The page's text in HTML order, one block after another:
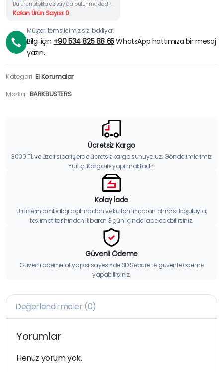
Bu ürün stokta az sayıda bulunmaktadır.
Kalan Ürün Sayısı: 0
Müşteri temsilcimiz sizi bekliyor.
Bilgi için +90 534 825 88 65WhatsApp hattımıza bir mesaj
yazın.
Kategori El Korumalar
Marka: BARKBUSTERS
Ücretsiz Kargo
3000 TL ve üzeri siparişlerde ücretsiz kargo sunuyoruz. Gönderimlerimiz
Yurtiçi Kargo ile yapılmaktadır.
Kolay İade
Ürünlerin ambalajı açılmadan ve kullanılmadan olması koşuluyla,
teslimat tarihinden itibaren 3 gün içinde iade edebilirsiniz.
Güvenli Ödeme
Güvenli ödeme altyapısı sayesinde 3D Secure ile güvenle ödeme
yapabilirsiniz.
Değerlendirmeler (0)
Yorumlar
Henüz yorum yok.